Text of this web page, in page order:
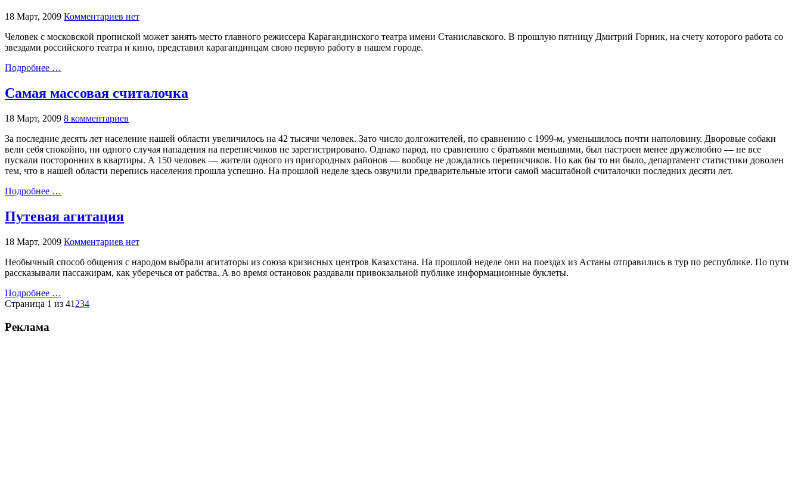
18 Март, 2009 Комментариев нет
Человек с московской пропиской может занять место главного режиссера Карагандинского театра имени Станиславского. В прошлую пятницу Дмитрий Горник, на счету которого работа со
звездами российского театра и кино, представил карагандинцам свою первую работу в нашем городе.
Подробнее …
Самая массовая считалочка
18 Март, 2009 8 комментариев
За последние десять лет население нашей области увеличилось на 42 тысячи человек. Зато число долгожителей, по сравнению с 1999-м, уменьшилось почти наполовину. Дворовые собаки
вели себя спокойно, ни одного случая нападения на переписчиков не зарегистрировано. Однако народ, по сравнению с братьями меньшими, был настроен менее дружелюбно — не все
пускали посторонних в квартиры. А 150 человек — жители одного из пригородных районов — вообще не дождались переписчиков. Но как бы то ни было, департамент статистики доволен
тем, что в нашей области перепись населения прошла успешно. На прошлой неделе здесь озвучили предварительные итоги самой масштабной считалочки последних десяти лет.
Подробнее …
Путевая агитация
18 Март, 2009 Комментариев нет
Необычный способ общения с народом выбрали агитаторы из союза кризисных центров Казахстана. На прошлой неделе они на поездах из Астаны отправились в тур по республике. По пути
рассказывали пассажирам, как уберечься от рабства. А во время остановок раздавали привокзальной публике информационные буклеты.
Подробнее …
Страница 1 из 41 234
Реклама